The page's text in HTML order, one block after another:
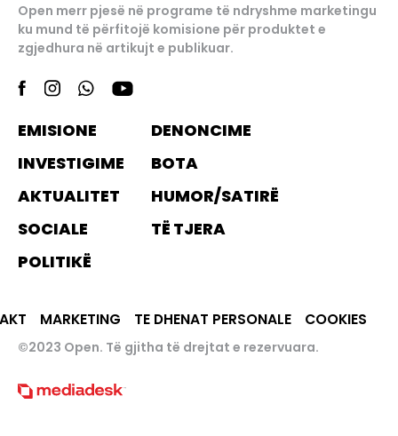
Open merr pjesë në programe të ndryshme marketingu
ku mund të përfitojë komisione për produktet e
zgjedhura në artikujt e publikuar.
EMISIONE
INVESTIGIME
AKTUALITET
SOCIALE
POLITIKË
DENONCIME
BOTA
HUMOR/SATIRË
TË TJERA
MARKETING TE DHENAT PERSONALE COOKIES
©2023 Open. Të gjitha të drejtat e rezervuara.